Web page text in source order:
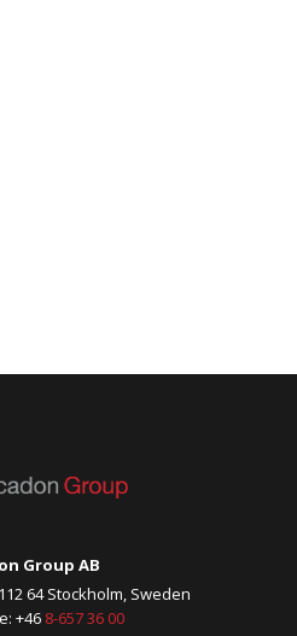
Group AB
64 Stockholm, Sweden
+46 8-657 36 00